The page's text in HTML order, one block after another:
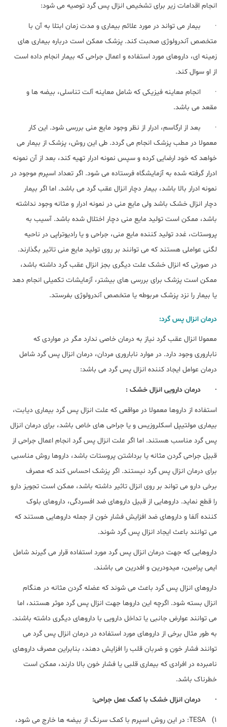
انجام اقدامات زیر برای تشخیص انزال پس گرد توصیه می شود:
· بیمار می تواند در مورد علائم بیماری و مدت زمان ابتلا به آن با
متخصص آندرولوژی صحبت کند. پزشک ممکن است درباره بیماری های
زمینه ای، داروهای مورد استفاده و اعمال جراحی که بیمار انجام داده است
از او سوال کند.
· انجام معاینه فیزیکی که شامل معاینه آلت تناسلی، بیضه ها و
مقعد می باشد.
· بعد از ارگاسم، ادرار از نظر وجود مایع منی بررسی شود. این کار
معمولا در مطب پزشک انجام می گردد. طی این روش، پزشک از بیمار می
خواهد که خود ارضایی کرده و سپس نمونه ادرار تهیه کند، بعد از آن نمونه
ادرار گرفته شده به آزمایشگاه فرستاده می شود. اگر تعداد اسپرم موجود در
نمونه ادرار بالا باشد، بیمار دچار انزال عقب گرد می باشد. اما اگر بیمار
دچار انزال خشک باشد ولی مایع منی در نمونه ادرار و مثانه وجود نداشته
باشد، ممکن است تولید مایع منی دچار اختلال شده باشد. آسیب به
پروستات، غدد تولید کننده مایع منی، جراحی و یا رادیوتراپی در ناحیه
لگنی عواملی هستند که می توانند بر روی تولید مایع منی تاثیر بگذارند.
در صورتی که انزال خشک علت دیگری بجز انزال عقب گرد داشته باشد،
ممکن است پزشک برای بررسی های بیشتر، آزمایشات تکمیلی انجام دهد
یا بیمار را نزد پزشک مربوطه یا متخصص آندرولوژی بفرستد.
درمان انزال پس گرد:
معمولا انزال عقب گرد نیاز به درمان خاصی ندارد مگر در مواردی که
ناباروری وجود دارد. در موارد ناباروری مردان، درمان انزال پس گرد شامل
درمان عوامل ایجاد کننده انزال پس گرد می باشد:
· درمان دارویی انزال خشک :
استفاده از داروها معمولا در مواقعی که علت انزال پس گرد بیماری دیابت،
بیماری مولتیپل اسکلروزیس و یا جراحی های خاص باشد، برای درمان انزال
پس گرد مناسب هستند. اما اگر علت انزال پس گرد انجام اعمال جراحی از
قبیل جراحی گردن مثانه یا برداشتن پروستات باشد، داروها روش مناسبی
برای درمان انزال پس گرد نیستند. اگر پزشک احساس کند که مصرف
برخی دارو می تواند بر روی انزال تاثیر داشته باشد، ممکن است تجویز دارو
را قطع نماید. داروهایی از قبیل داروهای ضد افسردگی، داروهای بلوک
کننده آلفا و داروهای ضد افزایش فشار خون از جمله داروهایی هستند که
می توانند باعث ایجاد انزال پس گرد شوند.
داروهایی که جهت درمان انزال پس گرد مورد استفاده قرار می گیرند شامل
ایمی پرامین، میدودرین و افدرین می باشند.
داروهای انزال پس گرد باعث می شوند که عضله گردن مثانه در هنگام
انزال بسته شود. اگرچه این داروها جهت انزال پس گرد موثر هستند، اما
می توانند عوارض جانبی یا تداخل دارویی با داروهای دیگری داشته باشند.
به طور مثال برخی از داروهای مورد استفاده در درمان انزال پس گرد می
توانند فشار خون و ضربان قلب را افزایش دهند، بنابراین مصرف داروهای
نامبرده در افرادی که بیماری قلبی یا فشار خون بالا دارند، ممکن است
خطرناک باشد.
· درمان انزال خشک با کمک عمل جراحی:
1) TESA: در این روش اسپرم با کمک سرنگ از بیضه ها خارج می شود،